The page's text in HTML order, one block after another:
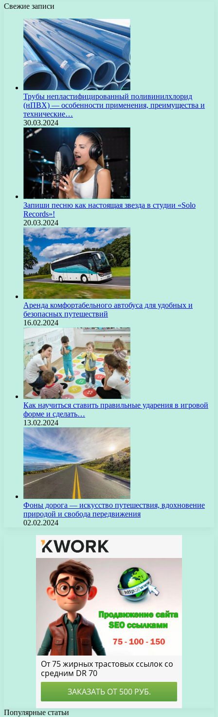
Свежие записи
Трубы непластифицированный поливинилхлорид
(нПВХ) — особенности применения, преимущества и
технические…
30.03.2024
Запиши песню как настоящая звезда в студии «Solo
Records»!
20.03.2024
Аренда комфортабельного автобуса для удобных и
безопасных путешествий
16.02.2024
Как научиться ставить правильные ударения в игровой
форме и сделать…
13.02.2024
Фоны дорога — искусство путешествия, вдохновение
природой и свобода передвижения
02.02.2024
Популярные статьи